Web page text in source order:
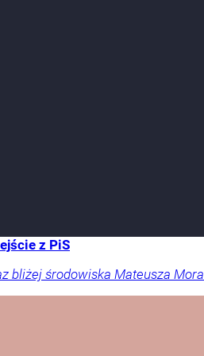
z PiS
bliżej środowiska Mateusza